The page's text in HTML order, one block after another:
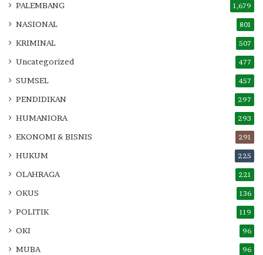
PALEMBANG 1,679
NASIONAL 801
KRIMINAL 507
Uncategorized 477
SUMSEL 457
PENDIDIKAN 297
HUMANIORA 293
EKONOMI & BISNIS 291
HUKUM 225
OLAHRAGA 221
OKUS 136
POLITIK 119
OKI 96
MUBA 96